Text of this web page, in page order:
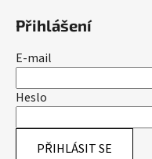
Přihlášení
E-mail
Heslo
PŘIHLÁSIT SE